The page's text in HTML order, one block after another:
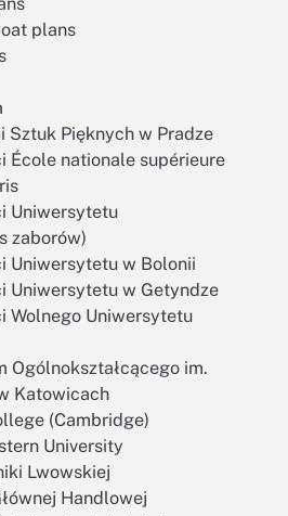
plans
Pięknych w Pradze
École nationale supérieure
Uniwersytetu
zaborów)
Uniwersytetu w Bolonii
Uniwersytetu w Getyndze
Wolnego Uniwersytetu
Ogólnokształcącego im.
Katowicach
(Cambridge)
University
Lwowskiej
Handlowej